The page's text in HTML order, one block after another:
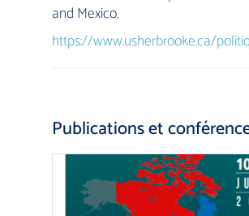
and Mexico.
https://www.usherbrooke.ca/
Publications et